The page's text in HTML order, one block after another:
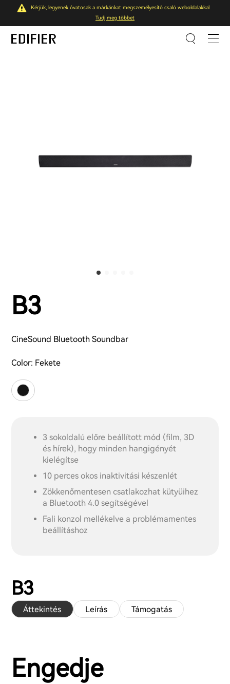
Kérjük, legyenek óvatosak a márkánkat megszemélyesítő csaló weboldalakkal
Tudj meg többet
B3
CineSound Bluetooth Soundbar
Color: Fekete
3 sokoldalú előre beállított mód (film, 3D
és hírek), hogy minden hangigényét
kielégítse
10 perces okos inaktivitási készenlét
Zökkenőmentesen csatlakozhat kütyüihez
a Bluetooth 4.0 segítségével
Fali konzol mellékelve a problémamentes
beállításhoz
B3
Áttekintés Leírás Támogatás
Engedje